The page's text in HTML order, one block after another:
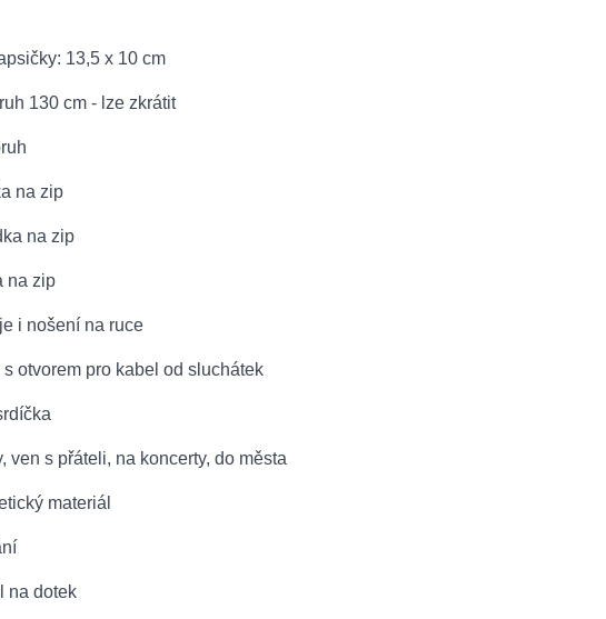
13,5 x 10 cm
130 cm - lze zkrátit
na zip
na zip
na zip
i nošení na ruce
otvorem pro kabel od sluchátek
ven s přáteli, na koncerty, do města
materiál
na dotek